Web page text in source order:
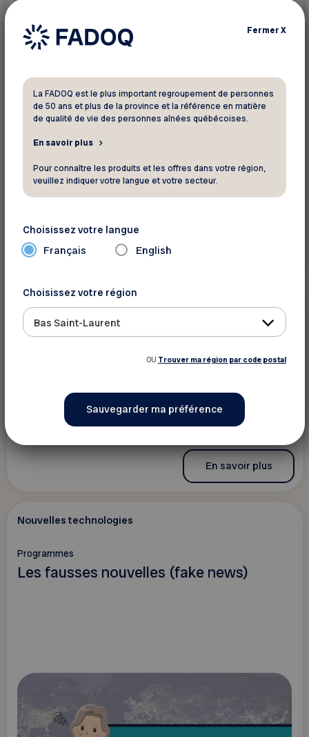
Nouvelles technologies
Programmes
Les Ateliers Technos
Découvrez l'informatique ou restez à l'avant-
garde des nouvelles technologies en vous
inscrivant aux nombreux cours e...
En savoir plus
Nouvelles technologies
Programmes
Les fausses nouvelles (fake news)
FermerX
La FADOQ est le plus important regroupement de personnes
de 50 ans et plus de la province et la référence en matière
de qualité de vie des personnes aînées québécoises.
En savoir plus
Pour connaître les produits et les offres dans votre région,
veuillez indiquer votre langue et votre secteur.
Choisissez votre langue
Français English
Choisissez votre région
Bas Saint-Laurent
OU Trouver ma région par code postal